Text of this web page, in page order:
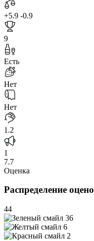
+5.9 -0.9
9
Есть
Нет
Нет
1.2
1
7.7
Оценка
Распределение
44
36
6
2